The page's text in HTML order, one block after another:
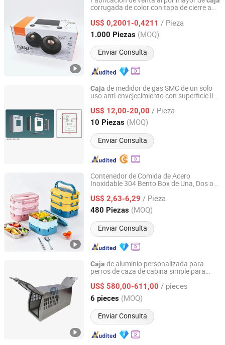
corrugada de color con tapa de cierre a
equipos de audio, brillante y mate
US$ 0,2001-0,4211 / Pieza
1.000 Piezas (MOQ)
Enviar Consulta
Dongguan Weichao Printing Technology Co., Ltd.
Guangdong, China Desde 2026
Caja de medidor de gas SMC de un solo
uso anti-envejecimiento con superficie lisa
US$ 12,00-20,00 / Pieza
10 Piezas (MOQ)
Enviar Consulta
Ma'an Shan Chuxing Municipal Facilities Co., Ltd.
Anhui, China Desde 2026
Contenedor de Comida de Acero
Inoxidable 304 Bento Box de Una, Dos o
Almuerzo en Escuela, Oficina o Viaje
US$ 2,63-6,29 / Pieza
480 Piezas (MOQ)
Enviar Consulta
Guangdong Youyuan Trading Co., Ltd.
Guangdong, China Desde 2023
Caja de aluminio personalizada para
perros de caza de cabina simple para
US$ 580,00-611,00 / pieces
6 pieces (MOQ)
Enviar Consulta
Foshan TangHan Precision Metal Products Co.,Ltd
Guangdong, China Desde 2023